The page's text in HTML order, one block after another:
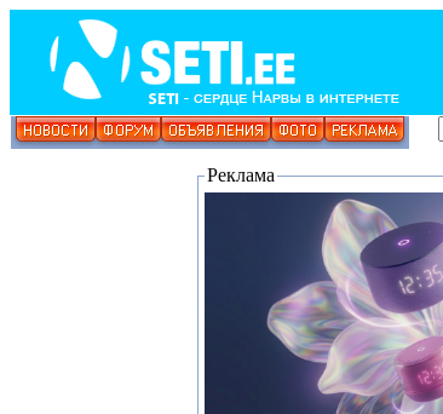
Реклама